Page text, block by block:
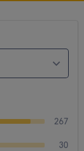
267
30